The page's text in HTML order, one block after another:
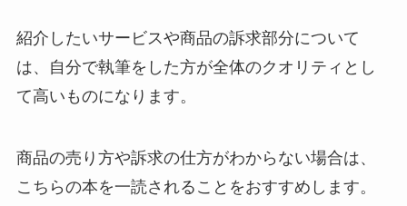
紹介したいサービスや商品の訴求部分について
は、自分で執筆をした方が全体のクオリティとし
て高いものになります。
商品の売り方や訴求の仕方がわからない場合は、
こちらの本を一読されることをおすすめします。